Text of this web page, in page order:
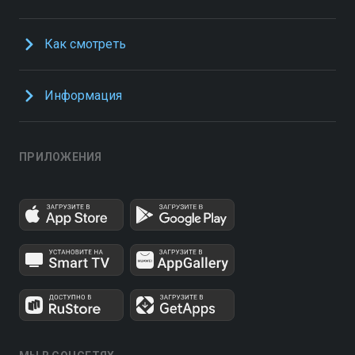
Как смотреть
Информация
ПРИЛОЖЕНИЯ